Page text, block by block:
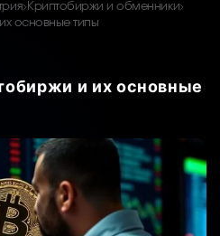
Криптобиржи и обменники
основные типы
и их основные